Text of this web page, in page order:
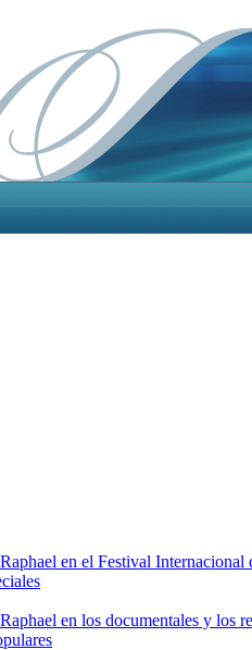
en el Festival Internacional
en los documentales y los